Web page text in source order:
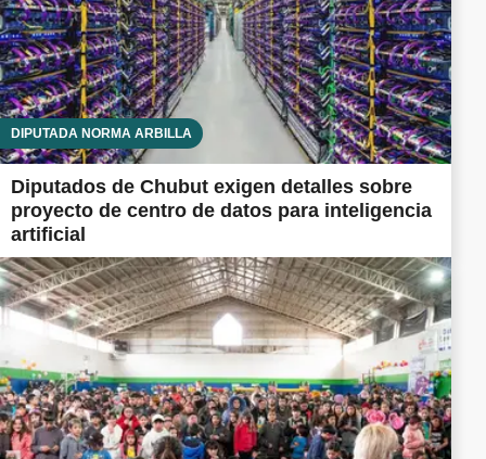
DIPUTADA NORMA ARBILLA
Diputados de Chubut exigen detalles sobre
proyecto de centro de datos para inteligencia
artificial